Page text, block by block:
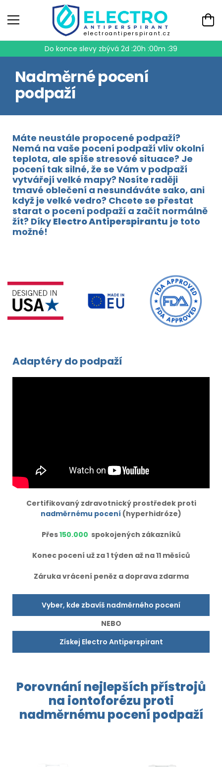
electroantiperspirant.cz
Do konce slevy zbývá 2d :20h :00m :39
Nadměrné pocení
podpaží
Máte neustále propocené podpaží?
Nemá na vaše pocení podpaží vliv okolní
teplota, ale spíše stresové situace? Je
pocení tak silné, že se Vám v podpaží
vytvářejí velké mapy? Nosíte raději
tmavé oblečení a nesundáváte sako, ani
když je velké vedro? Chcete se přestat
starat o pocení podpaží a začít normálně
žít? DíkyElectro Antiperspirantu je toto
možné!
Adaptéry do podpaží
Certifikovaný zdravotnický prostředek proti
nadměrnému pocení (hyperhidróze)
Přes150.000 spokojených zákazníků
Konec pocení už za 1 týden až na 11 měsíců
Záruka vrácení peněz a doprava zdarma
Vyber, kde zbavíš nadměrného pocení
NEBO
Získej Electro Antiperspirant
Porovnání nejlepších přístrojů
na iontoforézu proti
nadměrnému pocení podpaží